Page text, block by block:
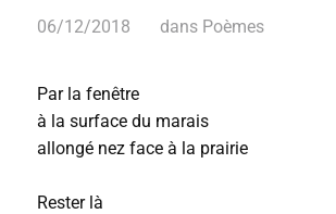
06/12/2018 dans Poèmes
Par la fenêtre
à la surface du marais
allongé nez face à la prairie
Rester là